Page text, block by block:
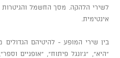
לשירי הלהקה. מסך החשמל והגיטרות
אינטימית.
בין שירי המופע - להיטיהם
"היא", "ג'ונגל פיתוח", "אופניים